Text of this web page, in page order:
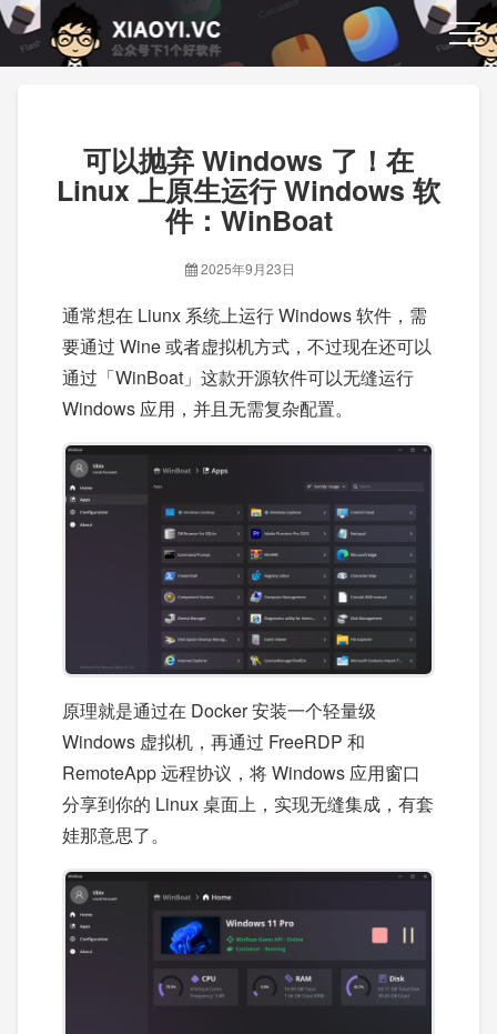
可以抛弃 Windows 了！在
Linux 上原生运行 Windows 软
件：WinBoat
2025年9月23日
通常想在 Liunx 系统上运行 Windows 软件，需
要通过 Wine 或者虚拟机方式，不过现在还可以
通过「WinBoat」这款开源软件可以无缝运行
Windows 应用，并且无需复杂配置。
原理就是通过在 Docker 安装一个轻量级
Windows 虚拟机，再通过 FreeRDP 和
RemoteApp 远程协议，将 Windows 应用窗口
分享到你的 Linux 桌面上，实现无缝集成，有套
娃那意思了。